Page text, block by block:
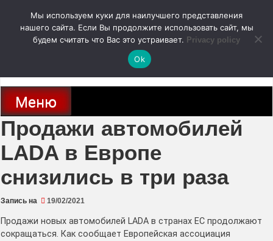
содержимому
autodoc24.ru
Новости про современные автомобили и не только, новинки зарубежного
и отечественного автопрома
Меню
Продажи автомобилей
LADA в Европе
снизились в три раза
Запись на 19/02/2021
Продажи новых автомобилей LADA в странах ЕС продолжают
сокращаться. Как сообщает Европейская ассоциация
Мы используем куки для наилучшего представления
нашего сайта. Если Вы продолжите использовать сайт, мы
будем считать что Вас это устраивает. Privacy policy
Ok